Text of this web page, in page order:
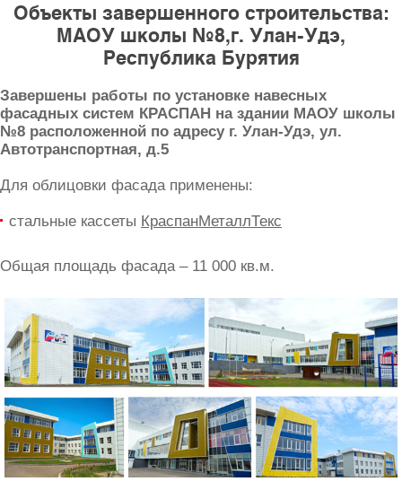
Объекты завершенного строительства:
МАОУ школы №8,г. Улан-Удэ,
Республика Бурятия
Завершены работы по установке навесных
фасадных систем КРАСПАН на здании МАОУ школы
№8 расположенной по адресу г. Улан-Удэ, ул.
Автотранспортная, д.5
Для облицовки фасада применены:
стальные кассеты КраспанМеталлТекс
Общая площадь фасада – 11 000 кв.м.